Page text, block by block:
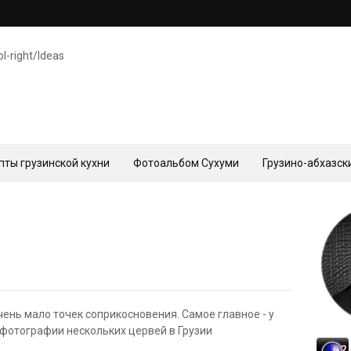
right/Ideas
грузинской кухни Фотоальбом Сухуми Грузино-
мало точек соприкосновения. Самое главное - у
нескольких цервей в Грузии